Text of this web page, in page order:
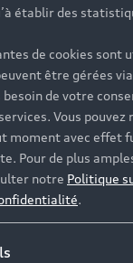
neufs
disponibles
disponibles
mon Audi
189
établir des
de cookies sont
être gérées
besoin de votre
Vous pouvez
moment avec effet
Pour de plus
notre Politique
.